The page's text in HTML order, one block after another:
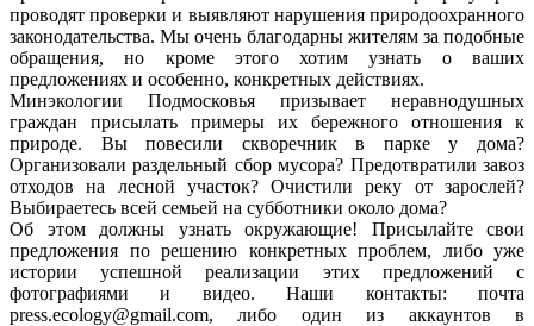
проводят проверки и выявляют нарушения природоохранного
законодательства. Мы очень благодарны жителям за подобные
обращения, но кроме этого хотим узнать о ваших
предложениях и особенно, конкретных действиях.
Минэкологии Подмосковья призывает неравнодушных
граждан присылать примеры их бережного отношения к
природе. Вы повесили скворечник в парке у дома?
Организовали раздельный сбор мусора? Предотвратили завоз
отходов на лесной участок? Очистили реку от зарослей?
Выбираетесь всей семьей на субботники около дома?
Об этом должны узнать окружающие! Присылайте свои
предложения по решению конкретных проблем, либо уже
истории успешной реализации этих предложений с
фотографиями и видео. Наши контакты: почта
press.ecology@gmail.com, либо один из аккаунтов в